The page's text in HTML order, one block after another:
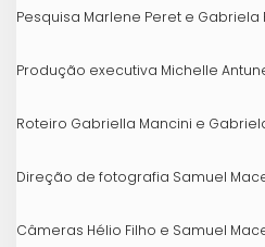
Pesquisa Marlene Peret e Gabriela
Produção executiva Michelle
Roteiro Gabriella Mancini e
Direção de fotografia Samuel
Câmeras Hélio Filho e Samuel